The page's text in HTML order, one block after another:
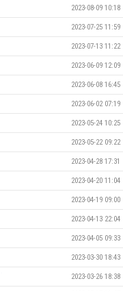
2023-08-09 10:18
2023-07-25 11:59
2023-07-13 11:22
2023-06-09 12:09
2023-06-08 16:45
2023-06-02 07:19
2023-05-24 10:25
2023-05-22 09:22
2023-04-28 17:31
2023-04-20 11:04
2023-04-19 09:00
2023-04-13 22:04
2023-04-05 09:33
2023-03-30 18:43
2023-03-26 18:38